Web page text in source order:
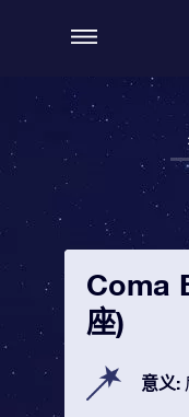
Coma
座)
意义: